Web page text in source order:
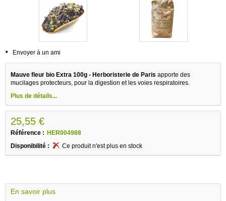
Envoyer à un ami
Mauve fleur bio Extra 100g - Herboristerie de Paris apporte des
mucilages protecteurs, pour la digestion et les voies respiratoires.
Plus de détails...
25,55 €
Référence : HER004988
Disponibilité :
Ce produit n'est plus en stock
En savoir plus